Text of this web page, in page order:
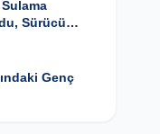
Sürücü
Genç